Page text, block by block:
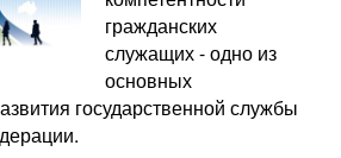
гражданских
служащих - одно из
основных
государственной службы